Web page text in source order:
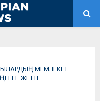
МЕМЛЕКЕТ
ЖЕТТІ